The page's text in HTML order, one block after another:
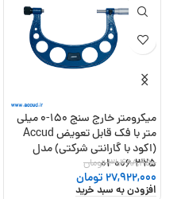
میکرومتر خارج سنج 150-0 میلی
متر با فک قابل تعویض Accud
(اکود با گارانتی شرکتی) مدل
325-006-01
31,488,450تومان
27,922,000تومان
افزودن به سبد خرید